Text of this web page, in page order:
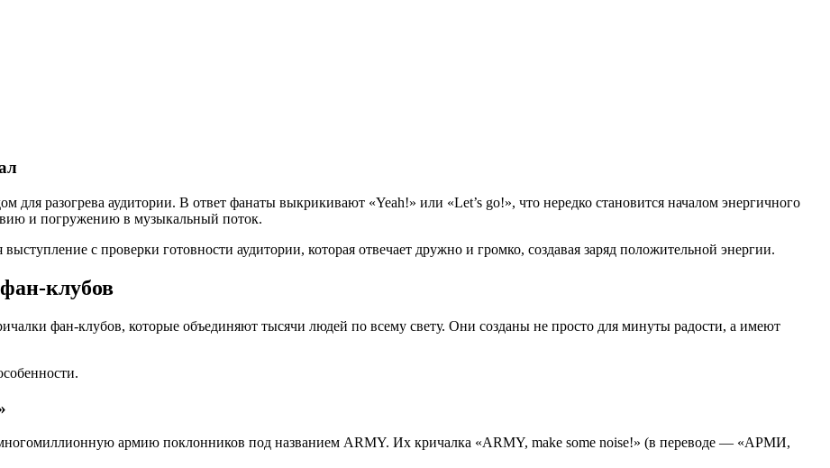
разогрева аудитории. В ответ фанаты выкрикивают «Yeah!» или «Let’s go!», что нередко становится началом энергичного
и погружению в музыкальный поток.
с проверки готовности аудитории, которая отвечает дружно и громко, создавая заряд положительной энергии.
клубов
фан-клубов, которые объединяют тысячи людей по всему свету. Они созданы не просто для минуты радости, а имеют
армию поклонников под названием ARMY. Их кричалка «ARMY, make some noise!» (в переводе — «АРМИ,